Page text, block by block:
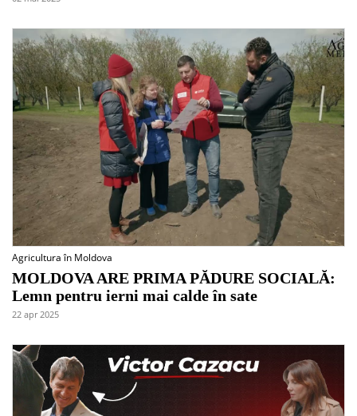
Agricultura în Moldova
MOLDOVA ARE PRIMA PĂDURE SOCIALĂ:
Lemn pentru ierni mai calde în sate
22 apr 2025